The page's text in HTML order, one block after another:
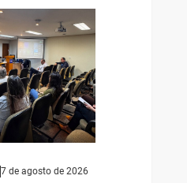
7 de agosto de 2026